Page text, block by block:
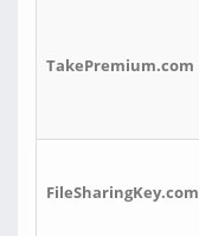
TakePremium.com
FileSharingKey.com